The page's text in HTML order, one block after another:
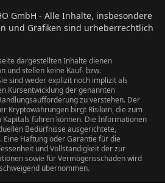
GmbH - Alle Inhalte, insbesondere
und Grafiken sind urheberrechtlich
dargestellten Inhalte dienen
und stellen keine Kauf- bzw.
sind weder explizit noch implizit als
Kursentwicklung der genannten
zu verstehen. Der
Kryptowährungen birgt Risiken, die zum
führen können. Die Informationen
Bedürfnisse ausgerichtete,
Haftung oder Garantie für die
und Vollständigkeit der zur
sowie für Vermögensschäden wird
übernommen.